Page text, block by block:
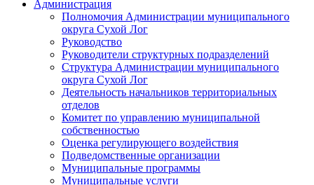
Администрация
Полномочия Администрации муниципального
округа Сухой Лог
Руководство
Руководители структурных подразделений
Структура Администрации муниципального
округа Сухой Лог
Деятельность начальников территориальных
отделов
Комитет по управлению муниципальной
собственностью
Оценка регулирующего воздействия
Подведомственные организации
Муниципальные программы
Муниципальные услуги